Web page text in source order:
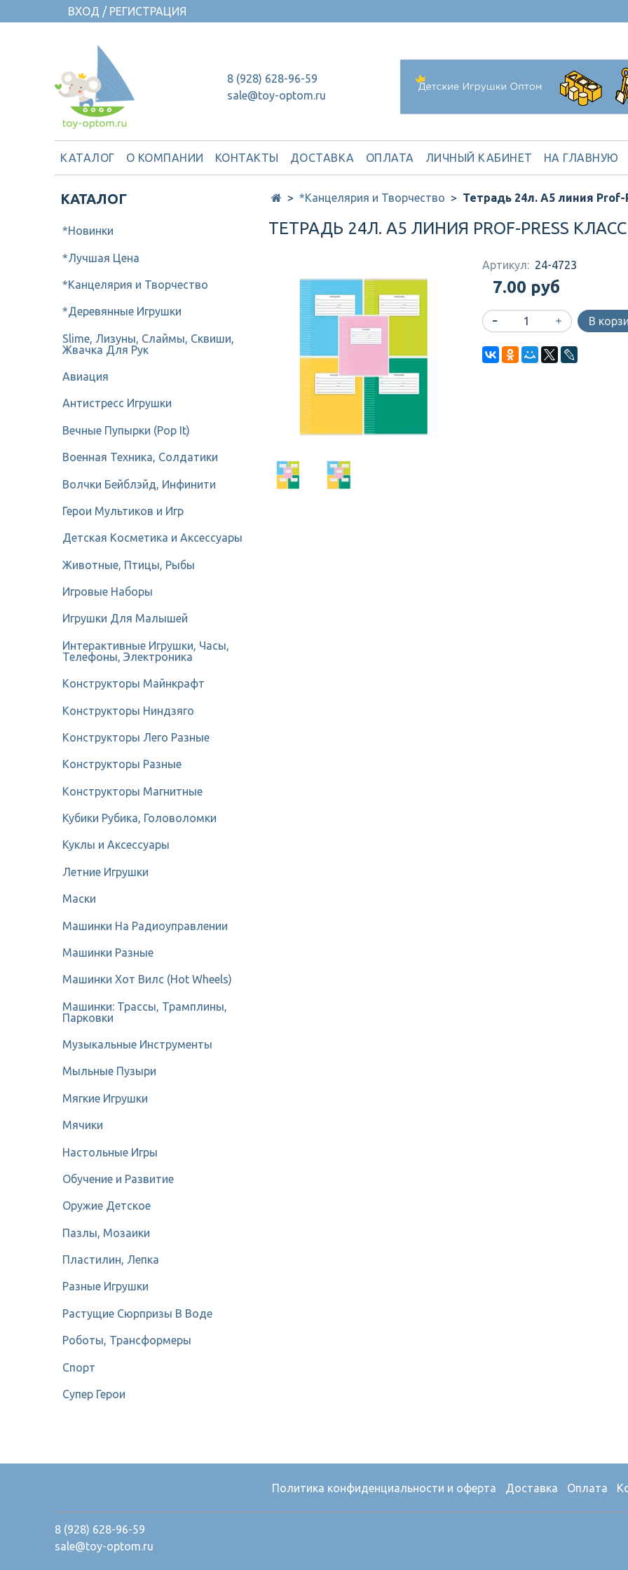
ВХОД / РЕГИСТРАЦИЯ
8 (928) 628-96-59
sale@toy-optom.ru
КАТАЛОГ О КОМПАНИИ КОНТАКТЫ ДОСТАВКА ОПЛАТА ЛИЧНЫЙ КАБИНЕТ НА ГЛАВНУЮ
*Канцелярия и Творчество Тетрадь 24л. А5 линия
ТЕТРАДЬ 24Л. А5 ЛИНИЯ PROF-PRESS
Артикул: 24-4723
7.00 руб
В
КАТАЛОГ
*Новинки
*Лучшая Цена
*Канцелярия и Творчество
*Деревянные Игрушки
Slime, Лизуны, Слаймы, Сквиши,
Жвачка Для Рук
Авиация
Антистресс Игрушки
Вечные Пупырки (Pop It)
Военная Техника, Солдатики
Волчки Бейблэйд, Инфинити
Герои Мультиков и Игр
Детcкая Косметика и Аксессуары
Животные, Птицы, Рыбы
Игровые Наборы
Игрушки Для Малышей
Интерактивные Игрушки, Часы,
Телефоны, Электроника
Конструкторы Майнкрафт
Конструкторы Ниндзяго
Конструкторы Лего Разные
Конструкторы Разные
Конструкторы Магнитные
Кубики Рубика, Головоломки
Куклы и Аксессуары
Летние Игрушки
Маски
Машинки На Радиоуправлении
Машинки Разные
Машинки Хот Вилс (Hot Wheels)
Машинки: Трассы, Трамплины,
Парковки
Музыкальные Инструменты
Мыльные Пузыри
Мягкие Игрушки
Мячики
Настольные Игры
Обучение и Развитие
Оружие Детское
Пазлы, Мозаики
Пластилин, Лепка
Разные Игрушки
Растущие Сюрпризы В Воде
Роботы, Трансформеры
Спорт
Супер Герои
Политика конфиденциальности и оферта Доставка Оплата
8 (928) 628-96-59
sale@toy-optom.ru